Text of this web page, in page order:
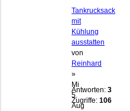
Tankrucksack
mit
Kühlung
ausstatten
von
Reinhard
»
Mi
5.
Aug
Antworten: 3
Zugriffe: 106